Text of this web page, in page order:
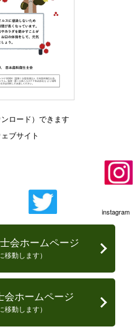
ロード）できます
ブサイト
instagram
会ホームページ
移動します）
会ホームページ
移動します）